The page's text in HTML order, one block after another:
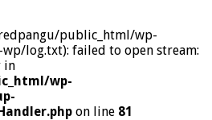
public_html/wp-
log.txt): failed to open stream:
in
wp-
on line 81